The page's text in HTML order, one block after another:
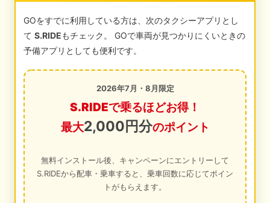
GOをすでに利用している方は、次のタクシーアプリとし
て S.RIDEもチェック。 GOで車両が見つかりにくいときの
予備アプリとしても便利です。
2026年7月・8月限定
S.RIDEで乗るほどお得！
最大2,000円分のポイント
無料インストール後、キャンペーンにエントリーして
S.RIDEから配車・乗車すると、乗車回数に応じてポイン
トがもらえます。